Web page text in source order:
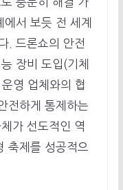
서 보듯 전 세계
. 드론쇼의 안전
장비 도입(기체
영 업체와의 협
전하게 통제하는
가 선도적인 역
축제를 성공적으